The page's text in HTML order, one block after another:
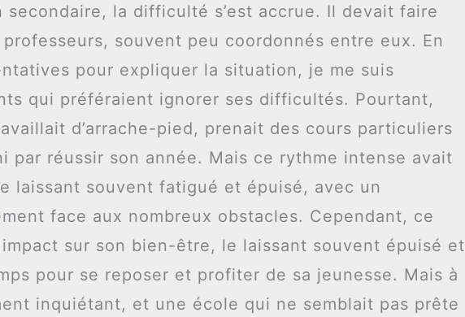
secondaire, la difficulté s’est accrue. Il devait faire
souvent peu coordonnés entre eux. En
pour expliquer la situation, je me suis
qui préféraient ignorer ses difficultés. Pourtant,
d’arrache-pied, prenait des cours particuliers
par réussir son année. Mais ce rythme intense avait
laissant souvent fatigué et épuisé, avec un
face aux nombreux obstacles. Cependant, ce
sur son bien-être, le laissant souvent épuisé et
pour se reposer et profiter de sa jeunesse. Mais à
inquiétant, et une école qui ne semblait pas prête